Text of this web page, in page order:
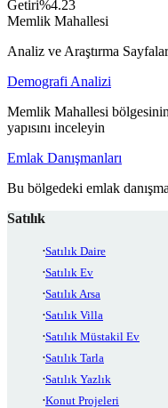
Getiri%4.23
Memlik Mahallesi
Analiz ve Araştırma
Demografi Analizi
Memlik Mahallesi
yapısını inceleyin
Emlak Danışmanları
Bu bölgedeki emlak
Satılık
Satılık Daire
Satılık Ev
Satılık Arsa
Satılık Villa
Satılık Müstakil Ev
Satılık Tarla
Satılık Yazlık
Konut Projeleri